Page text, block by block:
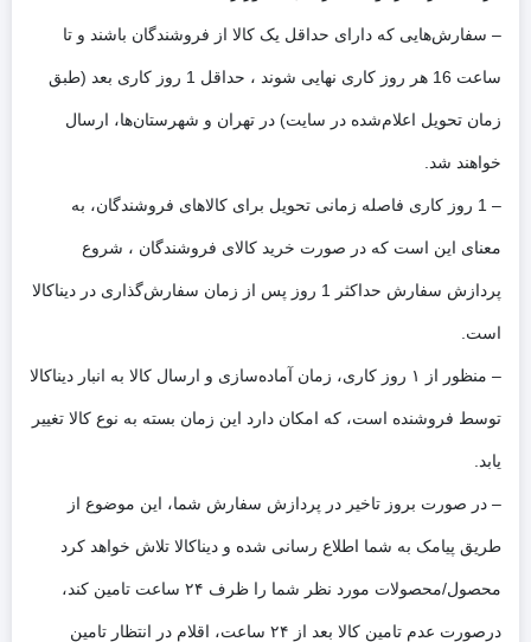
– سفارش‌هایی که دارای حداقل یک کالا از فروشندگان باشند و تا
ساعت 16 هر روز کاری نهایی شوند ، حداقل 1 روز کاری بعد (طبق
زمان تحویل اعلام‌شده در سایت) در تهران و شهرستان‌ها، ارسال
خواهند شد.
– 1 روز کاری فاصله زمانی تحویل برای کالاهای فروشندگان، به
معنای این است که در صورت خرید کالای فروشندگان ، شروع
پردازش سفارش حداکثر 1 روز پس از زمان سفارش‌گذاری در دیناکالا
است.
– منظور از ۱ روز کاری، زمان آماده‌سازی و ارسال کالا به انبار دیناکالا
توسط فروشنده است، که امکان دارد این زمان بسته به نوع کالا تغییر
یابد.
– در صورت بروز تاخیر در پردازش سفارش شما، این موضوع از
طریق پیامک به شما اطلاع رسانی شده و دیناکالا تلاش خواهد کرد
محصول/محصولات مورد نظر شما را ظرف ۲۴ ساعت تامین کند،
درصورت عدم تامین کالا بعد از ۲۴ ساعت، اقلام در انتظار تامین